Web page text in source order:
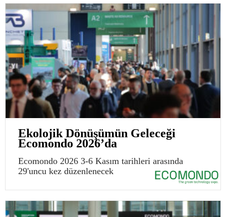
Ekolojik Dönüşümün Geleceği
Ecomondo 2026’da
Ecomondo 2026 3-6 Kasım tarihleri arasında
29'uncu kez düzenlenecek